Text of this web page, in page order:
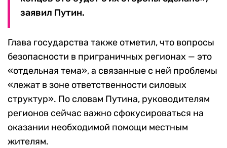
заявил Путин.
Глава государства также отметил, что вопросы
безопасности в приграничных регионах — это
«отдельная тема», а связанные с ней проблемы
«лежат в зоне ответственности силовых
структур». По словам Путина, руководителям
регионов сейчас важно сфокусироваться на
оказании необходимой помощи местным
жителям.